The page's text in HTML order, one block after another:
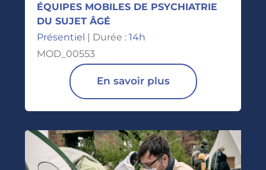
ÉQUIPES MOBILES DE PSYCHIATRIE
DU SUJET ÂGÉ
Présentiel | Durée : 14h
MOD_00553
En savoir plus